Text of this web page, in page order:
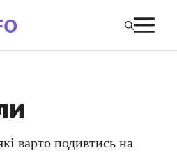
варто подивтись на